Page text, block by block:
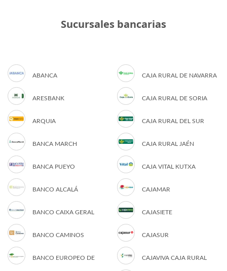
Sucursales bancarias
ABANCA
ARESBANK
ARQUIA
BANCA MARCH
BANCA PUEYO
BANCO ALCALÁ
BANCO CAIXA GERAL
BANCO CAMINOS
BANCO EUROPEO DE
CAJA RURAL DE NAVARRA
CAJA RURAL DE SORIA
CAJA RURAL DEL SUR
CAJA RURAL JAÉN
CAJA VITAL KUTXA
CAJAMAR
CAJASIETE
CAJASUR
CAJAVIVA CAJA RURAL